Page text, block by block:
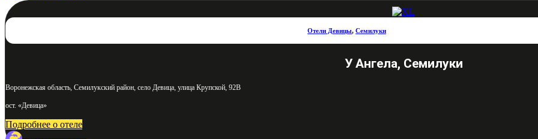
Отели Девицы,Семилуки
У Ангела, Семилуки
Воронежская область, Семилукский район, село Девица, улица Крупской, 92В
ост. «Девица»
Подробнее о отеле